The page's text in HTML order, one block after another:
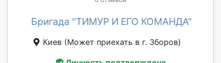
Бригада "ТИМУР И ЕГО КОМАНДА"
Киев (Может приехать в г. Зборов)